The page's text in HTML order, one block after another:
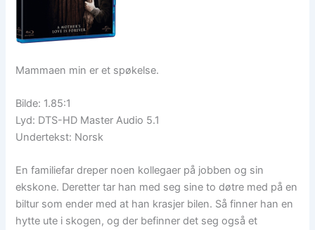
Mammaen min er et spøkelse.
Bilde: 1.85:1
Lyd: DTS-HD Master Audio 5.1
Undertekst: Norsk
En familiefar dreper noen kollegaer på jobben og sin
ekskone. Deretter tar han med seg sine to døtre med på en
biltur som ender med at han krasjer bilen. Så finner han en
hytte ute i skogen, og der befinner det seg også et